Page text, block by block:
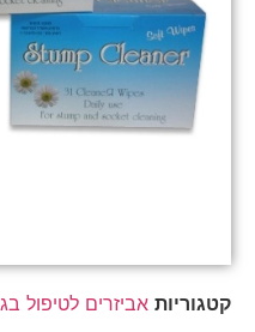
קטגוריות אביזרים לטיפול